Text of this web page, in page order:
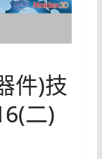
件)技
二)